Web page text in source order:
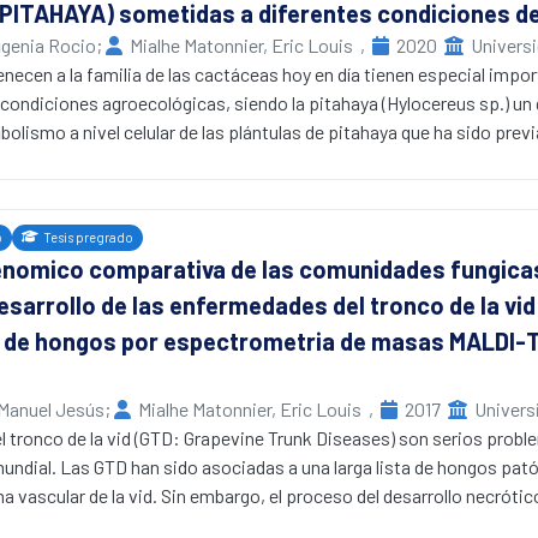
in sílico, fue evaluada mediante docking molecular. Este
importantes, capaces de enlazarse al sitio catalítico y al
in vitro, arrojó un IC50 de 29.67μg/mL. Para identificar los
por vez primera, la técnica analítica que integra la
clivonidine, galanthamine y (+)-8-O-Demethylhomolycorine.
(+)-8-O-Demethylhomolycorine con la acetilcolinesterasa,
con una energía libre de enlace de -8.79 Kcal/mol . Este alcaloide
acetilcolinesterasa, reportes previos muestran que inhibe a la
proteína Tau. Por tanto, es una molécula multidiana prometedora
sometidas a diferentes condiciones
Rocio; Mialhe Matonnier, Eric Louis , 2020
a la familia de las cactáceas hoy en día tienen especial
agroecológicas, siendo la pitahaya (Hylocereus sp.)
a nivel celular de las plántulas de pitahaya que ha sido
nos ha permitido identificar metabolitos de gran importancia
pertenecientes a flavonones, flavonoides, Hydroxichalconas,
terpenoides. Por otro lado, cuando las plántulas de pitahaya
(UV) se encontraron los metabolitos pertenecientes a
isoflavonoides, dihidrochalcona, alkaloids, Withalanoides, y
Tesis pregrado
comparativa de las comunidades
de las enfermedades del tronco de la
hongos por espectrometria de masas MALDI-
Jesús; Mialhe Matonnier, Eric Louis , 2017
tronco de la vid (GTD: Grapevine Trunk Diseases) son serios
Las GTD han sido asociadas a una larga lista de hongos
vascular de la vid. Sin embargo, el proceso del desarrollo
con recientes investigaciones sugiriendo la participación de